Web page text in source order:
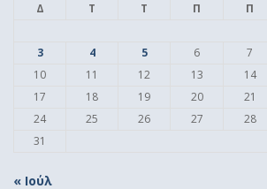
Δ Τ Τ Π Π
3
4 5 6 7
10
11 12 13 14
17
18 19 20 21
24
25 26 27 28
31
« Ιούλ